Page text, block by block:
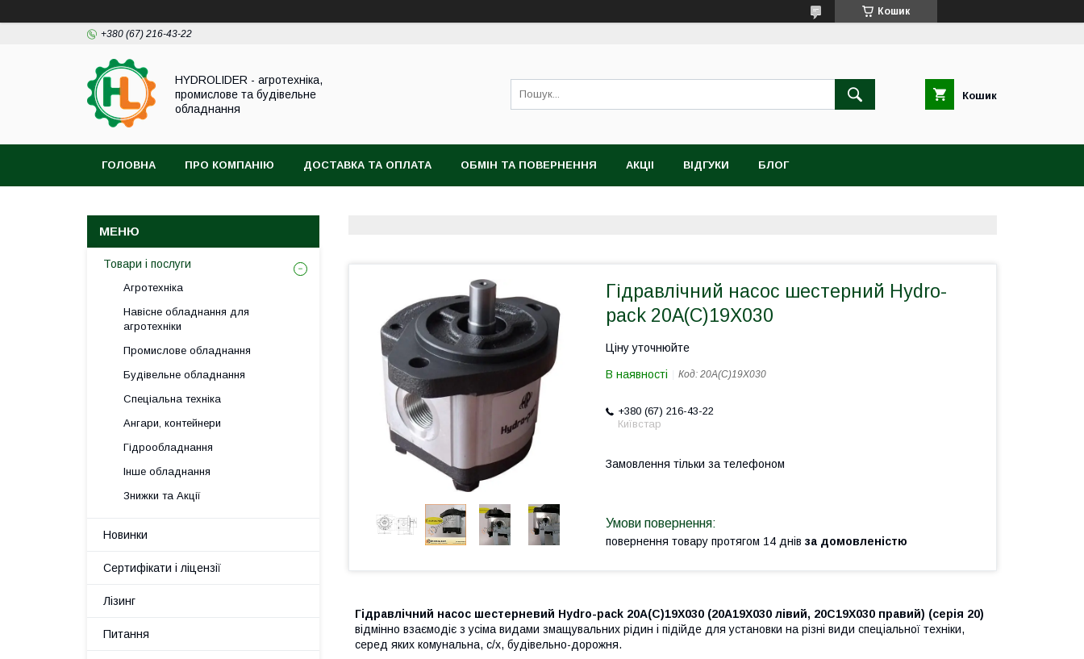
Кошик
+380 (67) 216-43-22
HYDROLIDER - агротехніка,
промислове та будівельне
обладнання
Кошик
ГОЛОВНА ПРО КОМПАНІЮ ДОСТАВКА ТА ОПЛАТА ОБМІН ТА ПОВЕРНЕННЯ АКЦІІ ВІДГУКИ БЛОГ
Гідравлічний насос шестерний Hydro-
pack 20А(С)19X030
Ціну уточнюйте
В наявності Код: 20А(С)19X030
+380 (67) 216-43-22
Київстар
Замовлення тільки за телефоном
повернення товару протягом 14 днів за домовленістю
Гідравлічний насос шестерневий Hydro-pack 20A(C)19X030 (20A19X030 лівий, 20C19X030 правий) (серія 20)
відмінно взаємодіє з усіма видами змащувальних рідин і підійде для установки на різні види спеціальної техніки,
серед яких комунальна, с/х, будівельно-дорожня.
Товари і послуги
Агротехніка
Навісне обладнання для
агротехніки
Промислове обладнання
Будівельне обладнання
Спеціальна техніка
Ангари, контейнери
Гідрообладнання
Інше обладнання
Знижки та Акції
Новинки
Сертифікати і ліцензії
Лізинг
Питання